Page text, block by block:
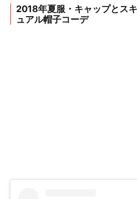
2018年夏服・キャップとス
ュアル帽子コーデ